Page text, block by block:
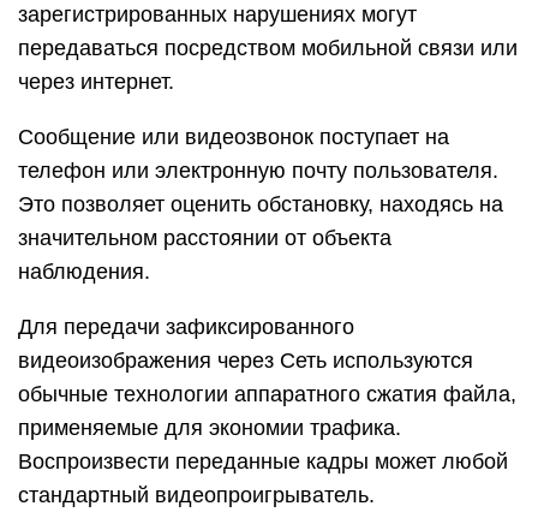
зарегистрированных нарушениях могут
передаваться посредством мобильной связи или
через интернет.
Сообщение или видеозвонок поступает на
телефон или электронную почту пользователя.
Это позволяет оценить обстановку, находясь на
значительном расстоянии от объекта
наблюдения.
Для передачи зафиксированного
видеоизображения через Сеть используются
обычные технологии аппаратного сжатия файла,
применяемые для экономии трафика.
Воспроизвести переданные кадры может любой
стандартный видеопроигрыватель.